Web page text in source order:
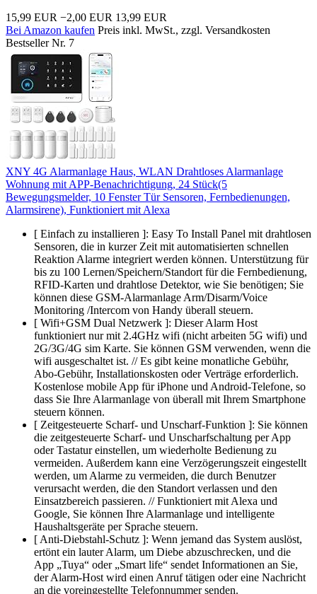
15,99 EUR −2,00 EUR 13,99 EUR
Bei Amazon kaufen Preis inkl. MwSt., zzgl. Versandkosten
Bestseller Nr. 7
XNY 4G Alarmanlage Haus, WLAN Drahtloses Alarmanlage
Wohnung mit APP-Benachrichtigung, 24 Stück(5
Bewegungsmelder, 10 Fenster Tür Sensoren, Fernbedienungen,
Alarmsirene), Funktioniert mit Alexa
[ Einfach zu installieren ]: Easy To Install Panel mit drahtlosen
Sensoren, die in kurzer Zeit mit automatisierten schnellen
Reaktion Alarme integriert werden können. Unterstützung für
bis zu 100 Lernen/Speichern/Standort für die Fernbedienung,
RFID-Karten und drahtlose Detektor, wie Sie benötigen; Sie
können diese GSM-Alarmanlage Arm/Disarm/Voice
Monitoring /Intercom von Handy überall steuern.
[ Wifi+GSM Dual Netzwerk ]: Dieser Alarm Host
funktioniert nur mit 2.4GHz wifi (nicht arbeiten 5G wifi) und
2G/3G/4G sim Karte. Sie können GSM verwenden, wenn die
wifi ausgeschaltet ist. // Es gibt keine monatliche Gebühr,
Abo-Gebühr, Installationskosten oder Verträge erforderlich.
Kostenlose mobile App für iPhone und Android-Telefone, so
dass Sie Ihre Alarmanlage von überall mit Ihrem Smartphone
steuern können.
[ Zeitgesteuerte Scharf- und Unscharf-Funktion ]: Sie können
die zeitgesteuerte Scharf- und Unscharfschaltung per App
oder Tastatur einstellen, um wiederholte Bedienung zu
vermeiden. Außerdem kann eine Verzögerungszeit eingestellt
werden, um Alarme zu vermeiden, die durch Benutzer
verursacht werden, die den Standort verlassen und den
Einsatzbereich passieren. // Funktioniert mit Alexa und
Google, Sie können Ihre Alarmanlage und intelligente
Haushaltsgeräte per Sprache steuern.
[ Anti-Diebstahl-Schutz ]: Wenn jemand das System auslöst,
ertönt ein lauter Alarm, um Diebe abzuschrecken, und die
App „Tuya“ oder „Smart life“ sendet Informationen an Sie,
der Alarm-Host wird einen Anruf tätigen oder eine Nachricht
an die voreingestellte Telefonnummer senden.